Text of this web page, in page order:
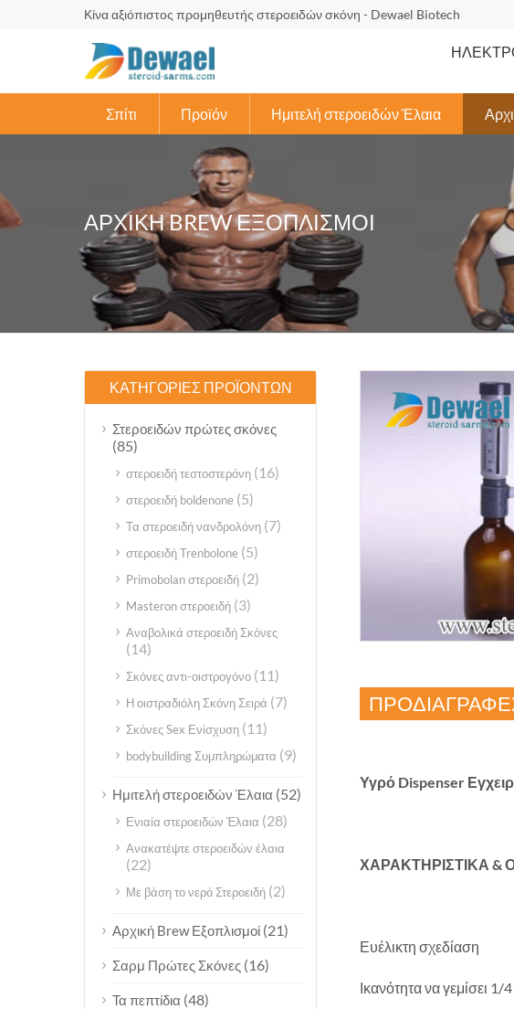
Κίνα αξιόπιστος προμηθευτής στεροειδών σκόνη - Dewael Biotech
Σπίτι Προϊόν Ημιτελή στεροειδών Έλαια
ΑΡΧΙΚΉ BREW ΕΞΟΠΛΙΣΜΟΊ
Υγρό Dispenser
ΧΑΡΑΚΤΗΡΙΣΤΙΚΑ &
Ευέλικτη σχεδίαση
Ικανότητα να γεμίσει 1/
ΚΑΤΗΓΟΡΊΕΣ ΠΡΟΪΌΝΤΩΝ
Στεροειδών πρώτες σκόνες
(85)
στεροειδή τεστοστερόνη (16)
στεροειδή boldenone (5)
Τα στεροειδή νανδρολόνη (7)
στεροειδή Trenbolone (5)
Primobolan στεροειδή (2)
Masteron στεροειδή (3)
Αναβολικά στεροειδή Σκόνες
(14)
Σκόνες αντι-οιστρογόνο (11)
Η οιστραδιόλη Σκόνη Σειρά (7)
Σκόνες Sex Ενίσχυση (11)
bodybuilding Συμπληρώματα (9)
Ημιτελή στεροειδών Έλαια (52)
Ενιαία στεροειδών Έλαια (28)
Ανακατέψτε στεροειδών έλαια
(22)
Με βάση το νερό Στεροειδή (2)
Αρχική Brew Εξοπλισμοί (21)
Σαρμ Πρώτες Σκόνες (16)
Τα πεπτίδια (48)